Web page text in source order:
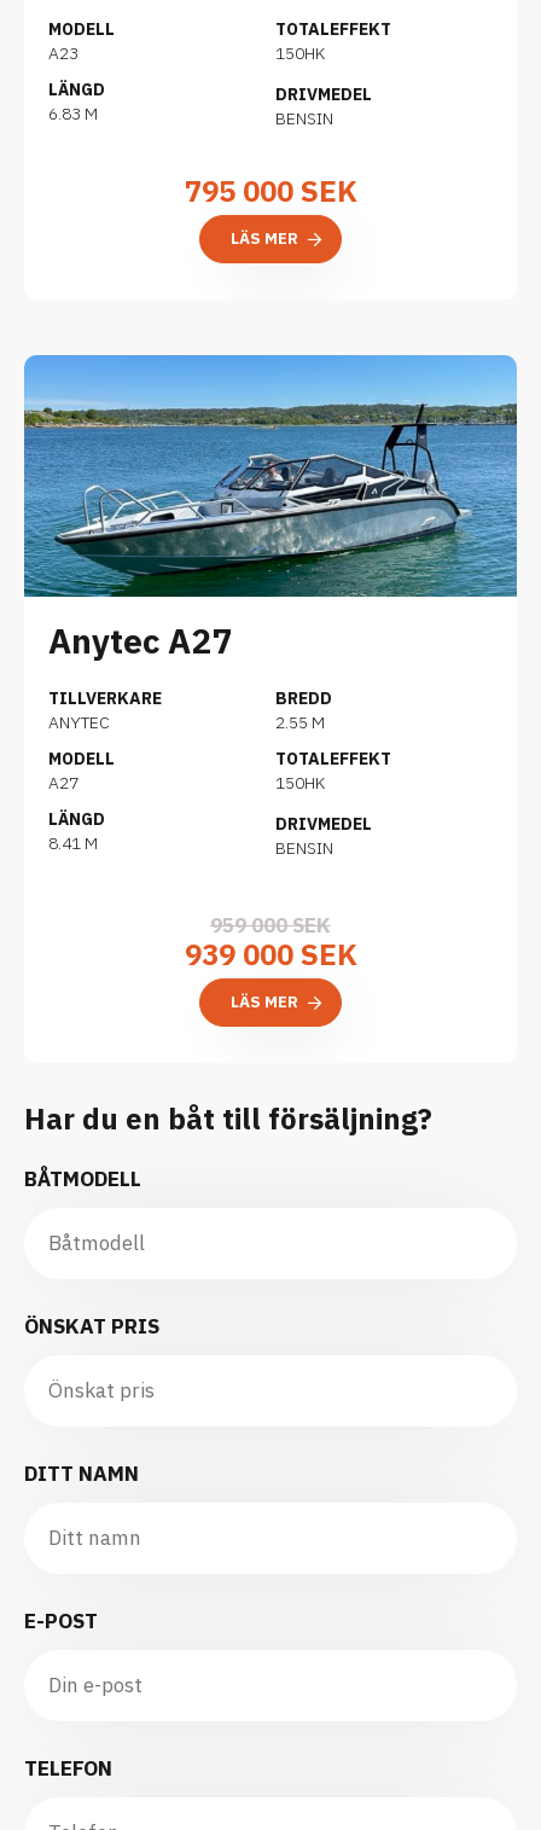
MODELL
A23
LÄNGD
6.83 M
TOTALEFFEKT
150HK
DRIVMEDEL
BENSIN
795 000SEK
LÄS MER
Anytec A27
TILLVERKARE
ANYTEC
MODELL
A27
LÄNGD
8.41 M
BREDD
2.55 M
TOTALEFFEKT
150HK
DRIVMEDEL
BENSIN
959 000 SEK
939 000 SEK
LÄS MER
Har du en båt till försäljning?
BÅTMODELL
ÖNSKAT PRIS
DITT NAMN
E-POST
TELEFON